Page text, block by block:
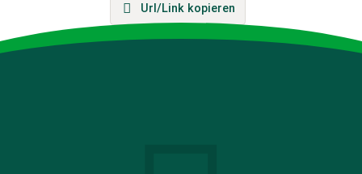
Url/Link kopieren